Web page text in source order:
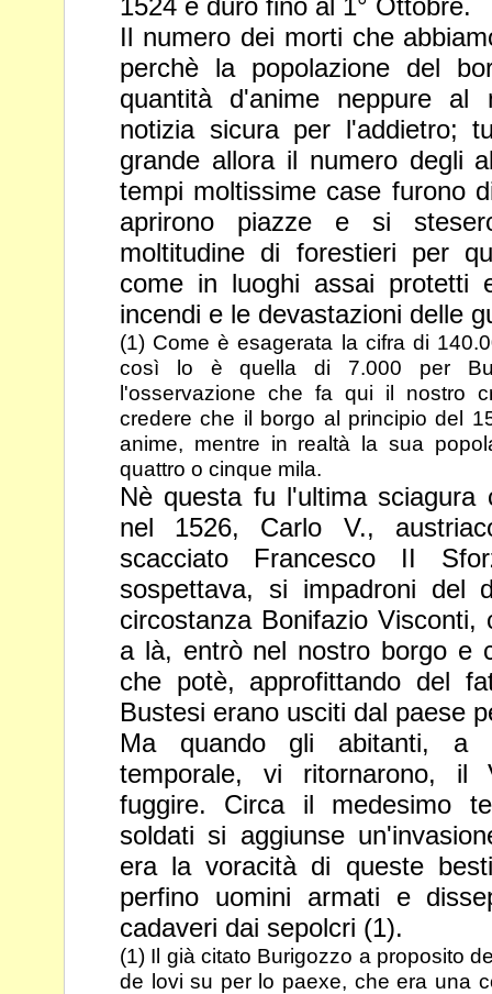
1524 e durò fino al 1° Ottobre.
Il numero dei morti che
perchè la popolazione del
quantità d'anime neppure
notizia sicura per l'addietro;
grande allora il numero degli
tempi moltissime case furono
aprirono piazze e si
moltitudine di forestieri per
come in luoghi assai protetti
incendi e le devastazioni delle
(1) Come è esagerata la cifra di
così lo è quella di 7.000 per
l'osservazione che fa qui il nostro
credere che il borgo al principiodel
anime, mentre in realtà la sua
quattro o cinque mila.
Nè questa fu l'ultima
nel 1526, Carlo V.,
scacciato Francesco II
sospettava, si impadroni del
circostanza Bonifazio
a là, entrò nel nostro borgo e
che potè, approfittando del
Bustesi erano usciti dal paese
Ma quando gli abitanti, a
temporale, vi ritornarono, il
fuggire. Circa il medesimo
soldati si aggiunse
era la voracità di queste
perfino uomini armati e
cadaveri dai sepolcri (1).
(1) Il già citato Burigozzo a proposito
de lovi su per lo paexe, che era una